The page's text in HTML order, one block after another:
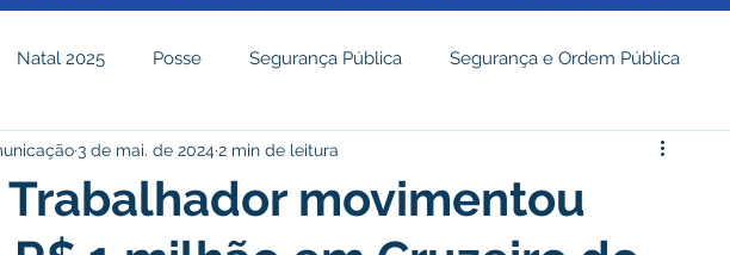
Natal 2025 Posse Segurança Pública Segurança e Ordem Pública
Social e Cidadania Parcerias Desenvolvimento Econômico e Turismo
e turismo Tributos Departamento de Limpeza Encontro Nacional
Trabalhador movimentou
3 de mai. de 20242 min de leitura